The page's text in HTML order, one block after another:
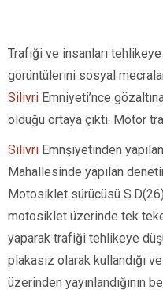
Trafiği ve insanları
görüntülerini sosyal
Silivri Emniyeti’nce
olduğu ortaya çıktı. Motor
Silivri Emnşiyetinden
Mahallesinde yapılan
Motosiklet sürücüsü
motosiklet üzerinde tek
yaparak trafiği tehlikeye
plakasız olarak kullandığı
üzerinden yayınlandığının